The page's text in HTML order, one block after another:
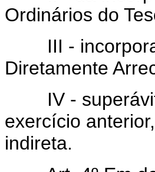
Ordinários do
III -
Diretamente
IV - superávit
exercício
indireta.